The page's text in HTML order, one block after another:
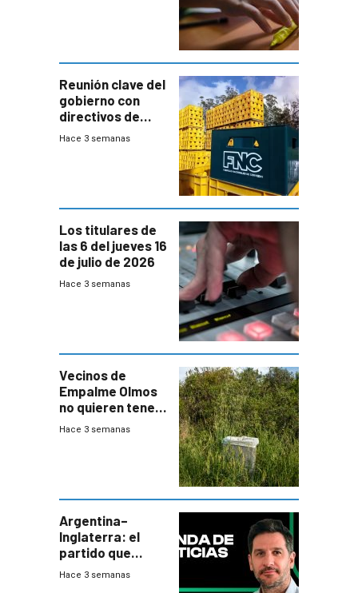
Reunión clave del
gobierno con
directivos de
Fábricas
Hace 3 semanas
Los titulares de
las 6 del jueves 16
de julio de 2026
Hace 3 semanas
Vecinos de
Empalme Olmos
no quieren tener
cerca una planta
departamental
Hace 3 semanas
Argentina–
Inglaterra: el
partido que
nunca termina
Hace 3 semanas